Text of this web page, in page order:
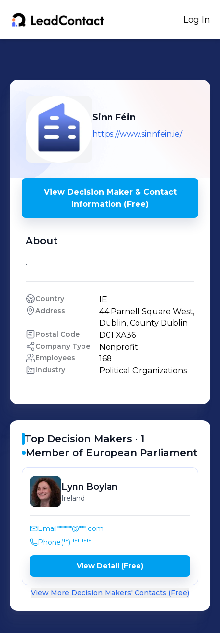
Log In
Sinn Féin
https://www.sinnfein.ie/
View Decision Maker & Contact
Information (Free)
About
.
Country IE
Address
44 Parnell Square West,
Dublin, County Dublin
Postal Code D01 XA36
Company Type Nonprofit
Employees 168
Industry Political Organizations
Top Decision Makers · 1
Member of European Parliament
Lynn Boylan
Ireland
Email******@***.com
Phone(**) *** ****
View Detail (Free)
View More Decision Makers' Contacts (Free)